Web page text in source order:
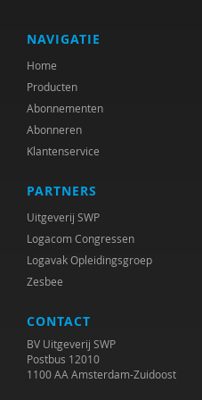
NAVIGATIE
Home
Producten
Abonnementen
Abonneren
Klantenservice
PARTNERS
Uitgeverij SWP
Logacom Congressen
Logavak Opleidingsgroep
Zesbee
CONTACT
BV Uitgeverij SWP
Postbus 12010
1100 AA Amsterdam-Zuidoost